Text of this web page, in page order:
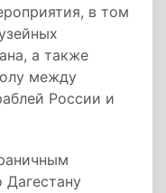
в том
а также
между
России и